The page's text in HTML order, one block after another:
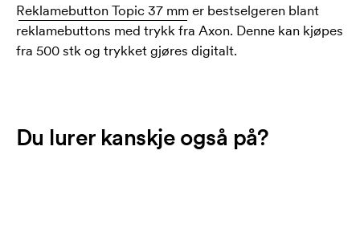
Reklamebutton Topic 37 mmer bestselgeren blant
reklamebuttons med trykk fra Axon. Denne kan kjøpes
fra 500 stk og trykket gjøres digitalt.
Du lurer kanskje også på?